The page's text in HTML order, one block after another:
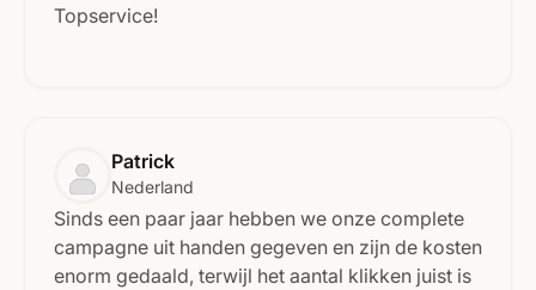
Topservice!
Patrick
Nederland
Sinds een paar jaar hebben we onze complete
campagne uit handen gegeven en zijn de kosten
enorm gedaald, terwijl het aantal klikken juist is